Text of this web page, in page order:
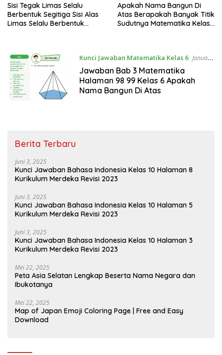
Sisi Tegak Limas Selalu
Berbentuk Segitiga Sisi Alas
Limas Selalu Berbentuk
Apakah Nama Bangun Di
Atas Berapakah Banyak Titik
Sudutnya Matematika Kelas
Kunci Jawaban Matematika Kelas 6 Januari
9, 2024
Jawaban Bab 3 Matematika
Halaman 98 99 Kelas 6 Apakah
Nama Bangun Di Atas
Berita Terbaru
Juni 3, 2025
Kunci Jawaban Bahasa Indonesia Kelas 10 Halaman 8
Kurikulum Merdeka Revisi 2023
Juni 3, 2025
Kunci Jawaban Bahasa Indonesia Kelas 10 Halaman 5
Kurikulum Merdeka Revisi 2023
Juni 3, 2025
Kunci Jawaban Bahasa Indonesia Kelas 10 Halaman 3
Kurikulum Merdeka Revisi 2023
Mei 22, 2025
Peta Asia Selatan Lengkap Beserta Nama Negara dan
Ibukotanya
Mei 22, 2025
Map of Japan Emoji Coloring Page | Free and Easy
Download